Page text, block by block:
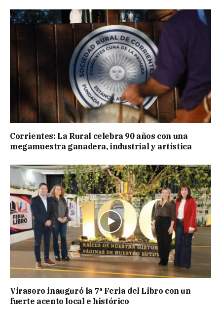
Corrientes: La Rural celebra 90 años con una
megamuestra ganadera, industrial y artística
Virasoro inauguró la 7ª Feria del Libro con un
fuerte acento local e histórico